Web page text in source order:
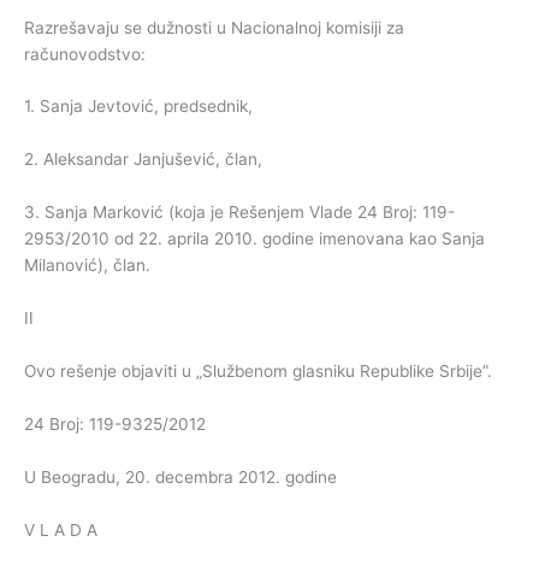
Razrešavaju se dužnosti u Nacionalnoj komisiji za
računovodstvo:
1. Sanja Jevtović, predsednik,
2. Aleksandar Janjušević, član,
3. Sanja Marković (koja je Rešenjem Vlade 24 Broj: 119-
2953/2010 od 22. aprila 2010. godine imenovana kao Sanja
Milanović), član.
II
Ovo rešenje objaviti u „Službenom glasniku Republike Srbije”.
24 Broj: 119-9325/2012
U Beogradu, 20. decembra 2012. godine
V L A D A